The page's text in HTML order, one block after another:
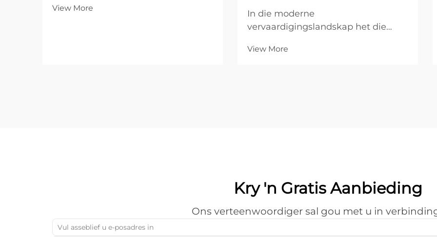
strydende werkswinkel en ’n
View More
In die moderne
vervaardigingslandskap het die
vervaardiging na outomatiese
View More
Kry 'n Gratis Aanbieding
Ons verteenwoordiger sal gou met u in